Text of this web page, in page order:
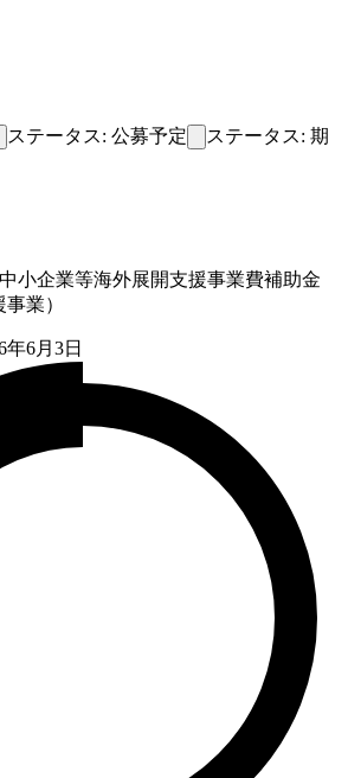
ステータス: 公募予定
ステータス: 期
小企業等海外展開支援事業費補助金
業）
年6月3日